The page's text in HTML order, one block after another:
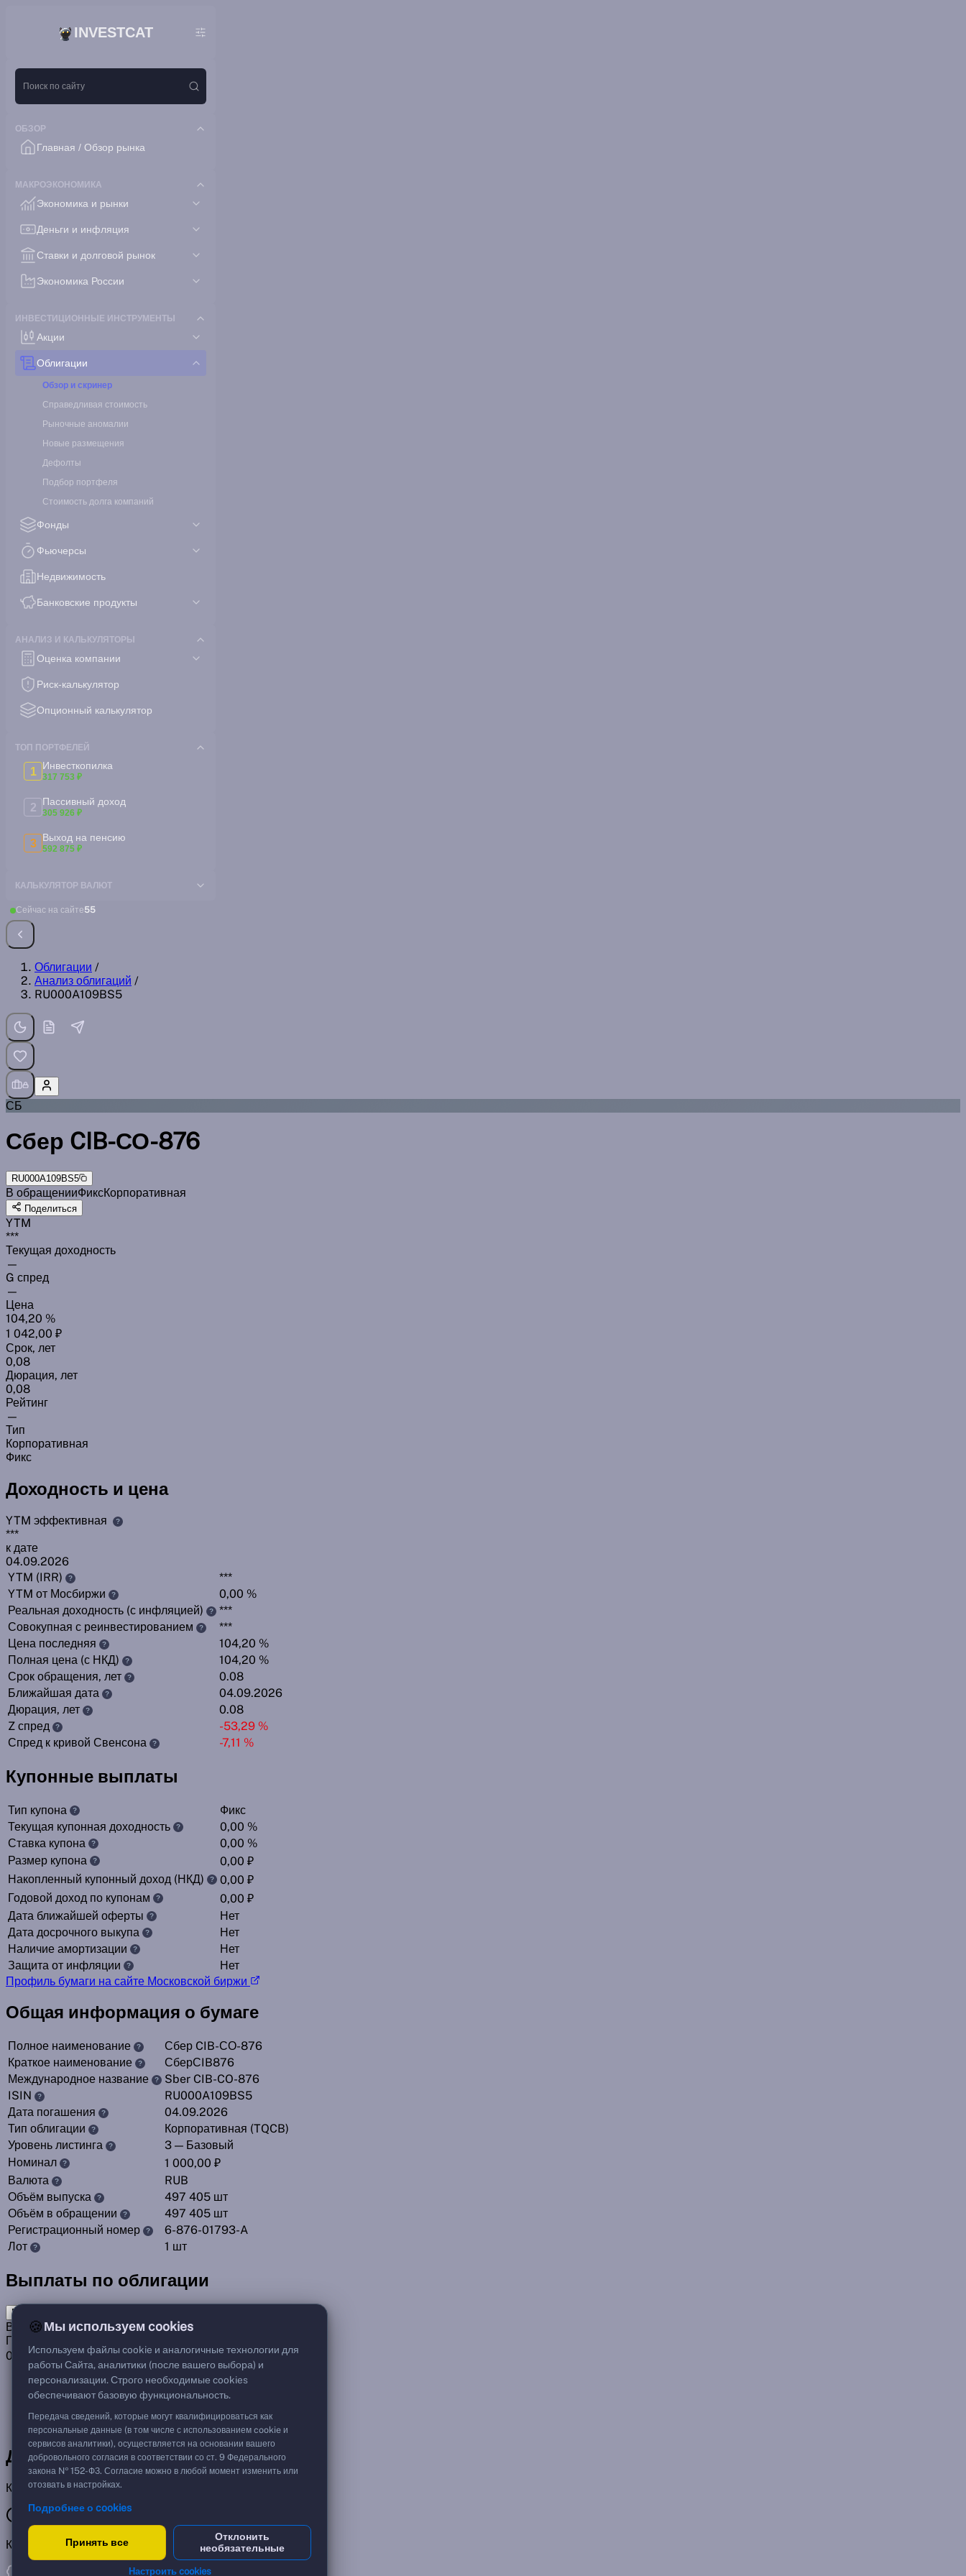
INVESTCAT
ОБЗОР
Главная / Обзор рынка
МАКРОЭКОНОМИКА
Экономика и рынки
Деньги и инфляция
Ставки и долговой рынок
Экономика России
ИНВЕСТИЦИОННЫЕ ИНСТРУМЕНТЫ
Акции
Облигации
Обзор и скринер
Справедливая стоимость
Рыночные аномалии
Новые размещения
Дефолты
Подбор портфеля
Стоимость долга компаний
Фонды
Фьючерсы
Недвижимость
Банковские продукты
АНАЛИЗ И КАЛЬКУЛЯТОРЫ
Оценка компании
Риск-калькулятор
Опционный калькулятор
ТОП ПОРТФЕЛЕЙ
1 Инвесткопилка
317 753 ₽
2 Пассивный доход
305 926 ₽
3 Выход на пенсию
592 875 ₽
КАЛЬКУЛЯТОР ВАЛЮТ
Сейчас на сайте55
Облигации /
Анализ облигаций /
RU000A109BS5
СБ
Сбер CIB-СО-876
RU000A109BS5
В обращенииФиксКорпоративная
Поделиться
YTM
***
Текущая доходность
—
G спред
—
Цена
104,20 %
1 042,00 ₽
Срок, лет
0,08
Дюрация, лет
0,08
Рейтинг
—
Тип
Корпоративная
Фикс
Доходность и цена
YTM эффективная ?
***
к дате
04.09.2026
YTM (IRR)
?
***
YTM от Мосбиржи
?
0,00 %
Реальная доходность (с инфляцией)
?
***
Совокупная с реинвестированием
?
***
Цена последняя
?
104,20 %
Полная цена (с НКД)
?
104,20 %
Срок обращения, лет
?
0.08
Ближайшая дата
?
04.09.2026
Дюрация, лет
?
0.08
Z спред
?
-53,29 %
Спред к кривой Свенсона
? -7,11 %
Купонные выплаты
Тип купона ?
Фикс
Текущая купонная доходность
?
0,00 %
Ставка купона
?
0,00 %
Размер купона
?
0,00 ₽
Накопленный купонный доход (НКД)
?
0,00 ₽
Годовой доход по купонам
?
0,00 ₽
Дата ближайшей оферты
?
Нет
Дата досрочного выкупа
?
Нет
Наличие амортизации
?
Нет
Защита от инфляции
?
Нет
Профиль бумаги на сайте Московской биржи
Общая информация о бумаге
Полное наименование ?
Сбер CIB-СО-876
Краткое наименование
?
СберСIB876
Международное название
?
Sber CIB-CO-876
ISIN
?
RU000A109BS5
Дата погашения
?
04.09.2026
Тип облигации
?
Корпоративная (TQCB)
Уровень листинга
?
3 — Базовый
Номинал
?
1 000,00 ₽
Валюта
?
RUB
Объём выпуска
?
497 405 шт
Объём в обращении
?
497 405 шт
Регистрационный номер
?
6-876-01793-A
Лот
? 1 шт
Выплаты по облигации
Предстоящие
Выплачено0 из 10%
Получено
0,00 ₽
04.09.2026
Погашениечерез 28 дней
100 % от номинала
Денежный поток по облигации
Купоны и амортизация по датам.
Калькулятор доходности
🍪Мы используем cookies
Используем файлы cookie и аналогичные технологии для
работы Сайта, аналитики (после вашего выбора) и
персонализации. Строго необходимые cookies
обеспечивают базовую функциональность.
Передача сведений, которые могут квалифицироваться как
персональные данные (в том числе с использованием cookie и
сервисов аналитики), осуществляется на основании вашего
добровольного согласия в соответствии со ст. 9 Федерального
закона № 152-ФЗ. Согласие можно в любой момент изменить или
отозвать в настройках.
Подробнее о cookies
Принять все
Отклонить
необязательные
Настроить cookies